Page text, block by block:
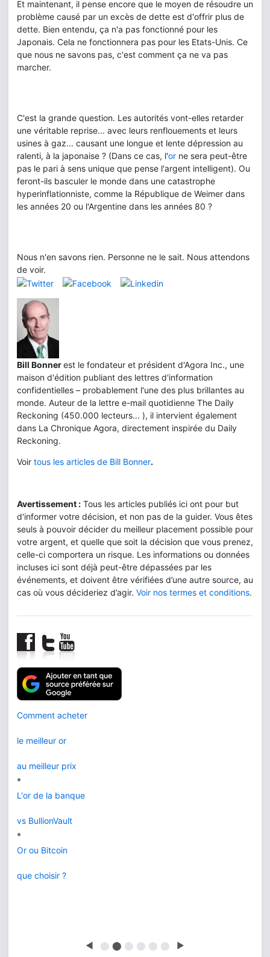
Et maintenant, il pense encore que le moyen de résoudre un
problème causé par un excès de dette est d'offrir plus de
dette. Bien entendu, ça n'a pas fonctionné pour les
Japonais. Cela ne fonctionnera pas pour les Etats-Unis. Ce
que nous ne savons pas, c'est comment ça ne va pas
marcher.
C'est la grande question. Les autorités vont-elles retarder
une véritable reprise... avec leurs renflouements et leurs
usines à gaz... causant une longue et lente dépression au
ralenti, à la japonaise ? (Dans ce cas, l'or ne sera peut-être
pas le pari à sens unique que pense l'argent intelligent). Ou
feront-ils basculer le monde dans une catastrophe
hyperinflationniste, comme la République de Weimer dans
les années 20 ou l'Argentine dans les années 80 ?
Nous n'en savons rien. Personne ne le sait. Nous attendons
de voir.
Bill Bonnerest le fondateur et président d'Agora Inc., une
maison d'édition publiant des lettres d'information
confidentielles – probablement l'une des plus brillantes au
monde. Auteur de la lettre e-mail quotidienne The Daily
Reckoning (450.000 lecteurs... ), il intervient également
dans La Chronique Agora, directement inspirée du Daily
Reckoning.
Voir tous les articles de Bill Bonner.
Avertissement : Tous les articles publiés ici ont pour but
d'informer votre décision, et non pas de la guider. Vous êtes
seuls à pouvoir décider du meilleur placement possible pour
votre argent, et quelle que soit la décision que vous prenez,
celle-ci comportera un risque. Les informations ou données
incluses ici sont déjà peut-être dépassées par les
événements, et doivent être vérifiées d’une autre source, au
cas où vous décideriez d’agir. Voir nos termes et conditions.
Comment acheter
le meilleur or
au meilleur prix
*
L'or de la banque
vs BullionVault
*
Or ou Bitcoin
que choisir ?
◀ ⬤ ⬤ ⬤ ⬤ ⬤ ⬤ ▶